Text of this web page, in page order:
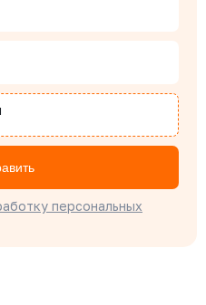
персональных